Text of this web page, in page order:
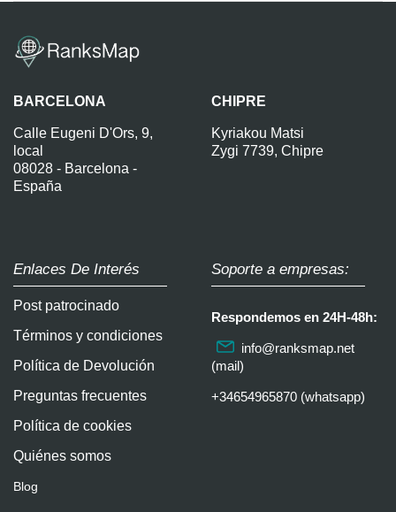
BARCELONA
Calle Eugeni D'Ors, 9,
local
08028 - Barcelona -
España
CHIPRE
Kyriakou Matsi
Zygi 7739, Chipre
Enlaces De Interés
Post patrocinado
Términos y condiciones
Política de Devolución
Preguntas frecuentes
Política de cookies
Quiénes somos
Blog
Soporte a empresas:
Respondemos en 24H-48h:
info@ranksmap.net
(mail)
+34654965870 (whatsapp)